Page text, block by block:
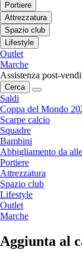
Portiere
Attrezzatura
Spazio club
Lifestyle
Outlet
Marche
Assistenza post-
Cerca
Saldi
Coppa del Mondo
Scarpe calcio
Squadre
Bambini
Abbigliamento da
Portiere
Attrezzatura
Spazio club
Lifestyle
Outlet
Marche
Aggiunta al